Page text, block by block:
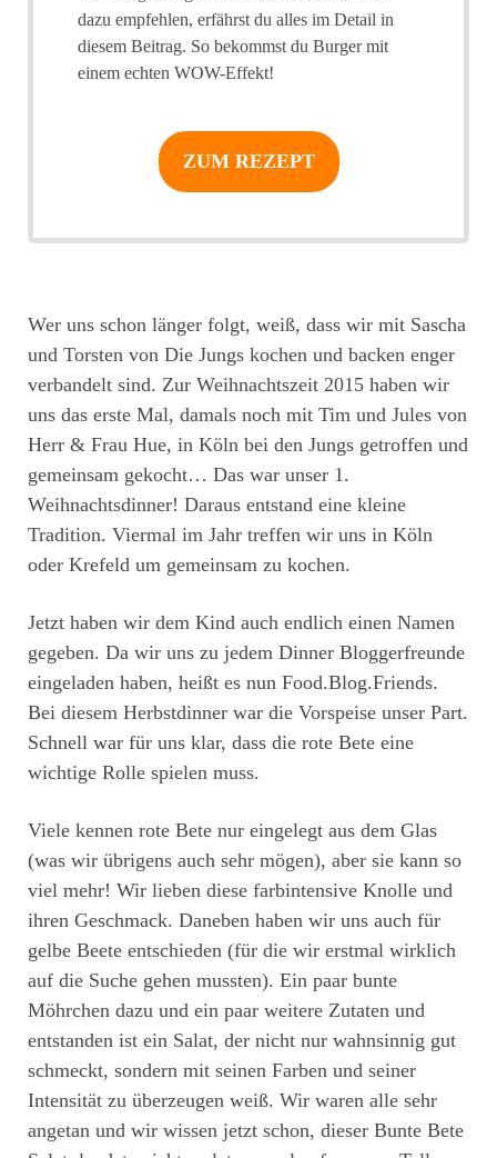
dazu empfehlen, erfährst du alles im Detail in
diesem Beitrag. So bekommst du Burger mit
einem echten WOW-Effekt!
ZUM REZEPT
Wer uns schon länger folgt, weiß, dass wir mit Sascha
und Torsten von Die Jungs kochen und backen enger
verbandelt sind. Zur Weihnachtszeit 2015 haben wir
uns das erste Mal, damals noch mit Tim und Jules von
Herr & Frau Hue, in Köln bei den Jungs getroffen und
gemeinsam gekocht… Das war unser 1.
Weihnachtsdinner! Daraus entstand eine kleine
Tradition. Viermal im Jahr treffen wir uns in Köln
oder Krefeld um gemeinsam zu kochen.
Jetzt haben wir dem Kind auch endlich einen Namen
gegeben. Da wir uns zu jedem Dinner Bloggerfreunde
eingeladen haben, heißt es nun Food.Blog.Friends.
Bei diesem Herbstdinner war die Vorspeise unser Part.
Schnell war für uns klar, dass die rote Bete eine
wichtige Rolle spielen muss.
Viele kennen rote Bete nur eingelegt aus dem Glas
(was wir übrigens auch sehr mögen), aber sie kann so
viel mehr! Wir lieben diese farbintensive Knolle und
ihren Geschmack. Daneben haben wir uns auch für
gelbe Beete entschieden (für die wir erstmal wirklich
auf die Suche gehen mussten). Ein paar bunte
Möhrchen dazu und ein paar weitere Zutaten und
entstanden ist ein Salat, der nicht nur wahnsinnig gut
schmeckt, sondern mit seinen Farben und seiner
Intensität zu überzeugen weiß. Wir waren alle sehr
angetan und wir wissen jetzt schon, dieser Bunte Bete